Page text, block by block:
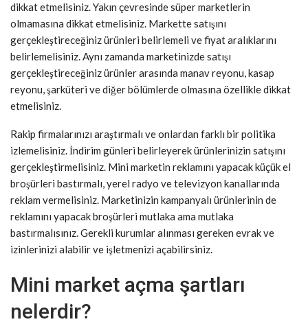
dikkat etmelisiniz. Yakın çevresinde süper marketlerin
olmamasına dikkat etmelisiniz. Markette satışını
gerçekleştireceğiniz ürünleri belirlemeli ve fiyat aralıklarını
belirlemelisiniz. Aynı zamanda marketinizde satışı
gerçekleştireceğiniz ürünler arasında manav reyonu, kasap
reyonu, şarküteri ve diğer bölümlerde olmasına özellikle dikkat
etmelisiniz.
Rakip firmalarınızı araştırmalı ve onlardan farklı bir politika
izlemelisiniz. İndirim günleri belirleyerek ürünlerinizin satışını
gerçekleştirmelisiniz. Mini marketin reklamını yapacak küçük el
broşürleri bastırmalı, yerel radyo ve televizyon kanallarında
reklam vermelisiniz. Marketinizin kampanyalı ürünlerinin de
reklamını yapacak broşürleri mutlaka ama mutlaka
bastırmalısınız. Gerekli kurumlar alınması gereken evrak ve
izinlerinizi alabilir ve işletmenizi açabilirsiniz.
Mini market açma şartları
nelerdir?